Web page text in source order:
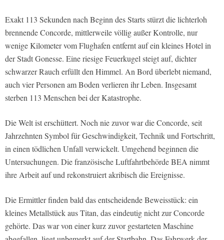
Exakt 113 Sekunden nach Beginn des Starts stürzt die lichterloh
brennende Concorde, mittlerweile völlig außer Kontrolle, nur
wenige Kilometer vom Flughafen entfernt auf ein kleines Hotel in
der Stadt Gonesse. Eine riesige Feuerkugel steigt auf, dichter
schwarzer Rauch erfüllt den Himmel. An Bord überlebt niemand,
auch vier Personen am Boden verlieren ihr Leben. Insgesamt
sterben 113 Menschen bei der Katastrophe.
Die Welt ist erschüttert. Noch nie zuvor war die Concorde, seit
Jahrzehnten Symbol für Geschwindigkeit, Technik und Fortschritt,
in einen tödlichen Unfall verwickelt. Umgehend beginnen die
Untersuchungen. Die französische Luftfahrtbehörde BEA nimmt
ihre Arbeit auf und rekonstruiert akribisch die Ereignisse.
Die Ermittler finden bald das entscheidende Beweisstück: ein
kleines Metallstück aus Titan, das eindeutig nicht zur Concorde
gehörte. Das war von einer kurz zuvor gestarteten Maschine